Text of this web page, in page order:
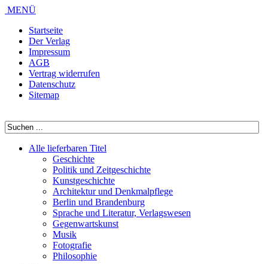
MENÜ
Startseite
Der Verlag
Impressum
AGB
Vertrag widerrufen
Datenschutz
Sitemap
Alle lieferbaren Titel
Geschichte
Politik und Zeitgeschichte
Kunstgeschichte
Architektur und Denkmalpflege
Berlin und Brandenburg
Sprache und Literatur, Verlagswesen
Gegenwartskunst
Musik
Fotografie
Philosophie